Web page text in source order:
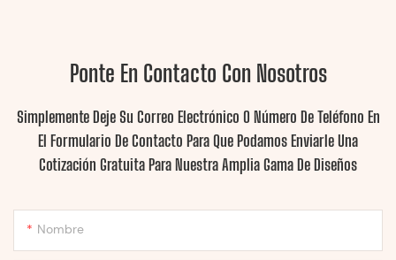
Ponte En Contacto Con Nosotros
Simplemente Deje Su Correo Electrónico O Número De Teléfono En
El Formulario De Contacto Para Que Podamos Enviarle Una
Cotización Gratuita Para Nuestra Amplia Gama De Diseños
Nombre